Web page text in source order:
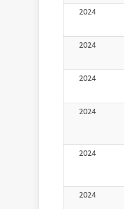
2024
2024
2024
2024
2024
2024